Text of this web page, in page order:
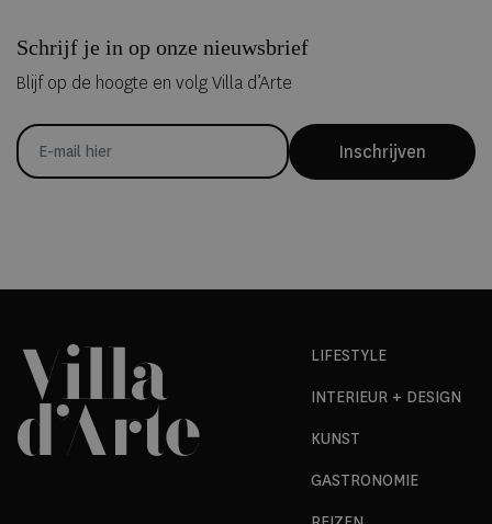
Schrijf je in op onze nieuwsbrief
Blijf op de hoogte en volg Villa d’Arte
Inschrijven
LIFESTYLE
INTERIEUR + DESIGN
KUNST
GASTRONOMIE